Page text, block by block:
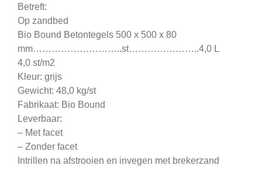
Betreft:
Op zandbed
Bio Bound Betontegels 500 x 500 x 80
mm………………………..st…………………..4,0 L
4,0 st/m2
Kleur: grijs
Gewicht: 48,0 kg/st
Fabrikaat: Bio Bound
Leverbaar:
– Met facet
– Zonder facet
Intrillen na afstrooien en invegen met brekerzand